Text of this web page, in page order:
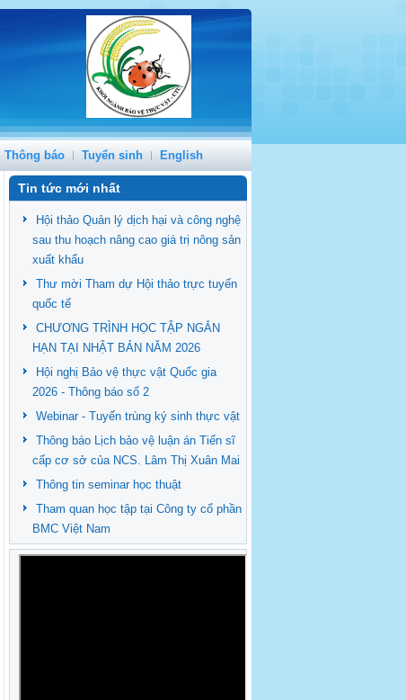
Thông báo Tuyển sinh English
Tin tức mới nhất
Hội thảo Quản lý dịch hại và công nghệ
sau thu hoạch nâng cao giá trị nông sản
xuất khẩu
Thư mời Tham dự Hội thảo trực tuyến
quốc tế
CHƯƠNG TRÌNH HỌC TẬP NGẮN
HẠN TẠI NHẬT BẢN NĂM 2026
Hội nghị Bảo vệ thực vật Quốc gia
2026 - Thông báo số 2
Webinar - Tuyến trùng ký sinh thực vật
Thông báo Lịch bảo vệ luận án Tiến sĩ
cấp cơ sở của NCS. Lâm Thị Xuân Mai
Thông tin seminar học thuật
Tham quan học tập tại Công ty cổ phần
BMC Việt Nam